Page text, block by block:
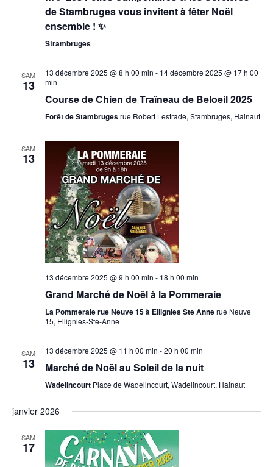
de Stambruges vous invitent à fêter Noël
ensemble ! ✨
Strambruges
SAM
13
13 décembre 2025 @ 8 h 00 min - 14 décembre 2025 @ 17 h 00
min
Course de Chien de Traîneau de Beloeil 2025
Forêt de Stambrugesrue Robert Lestrade, Stambruges, Hainaut
SAM
13
13 décembre 2025 @ 9 h 00 min - 18 h 00 min
Grand Marché de Noël à la Pommeraie
La Pommeraie rue Neuve 15 à Ellignies Ste Annerue Neuve
15, Ellignies-Ste-Anne
SAM
13
13 décembre 2025 @ 11 h 00 min -20 h 00 min
Marché de Noël au Soleil de la nuit
Wadelincourt Place de Wadelincourt, Wadelincourt, Hainaut
janvier 2026
SAM
17